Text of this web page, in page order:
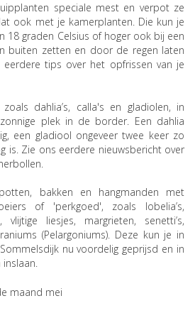
speciale mest en verpot ze
ook met je kamerplanten. Die kun je
18 graden Celsius of hoger ook bij een
buiten zetten en door de regen laten
eerdere tips over het opfrissen van je
dahlia’s, calla's en gladiolen, in
plek in de border. Een dahlia
een gladiool ongeveer twee keer zo
is. Zie ons eerdere nieuwsbericht over
bakken en hangmanden met
of 'perkgoed', zoals lobelia’s,
vlijtige liesjes, margrieten, senetti’s,
(Pelargoniums). Deze kun je in
nu voordelig geprijsd en in